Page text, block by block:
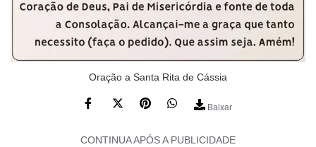
Oração a Santa Rita de Cássia
Baixar
CONTINUA APÓS A PUBLICIDADE